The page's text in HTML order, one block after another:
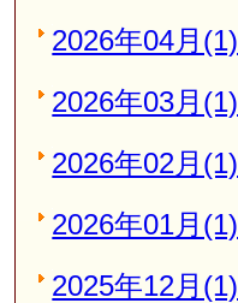
2026年04月(1)
2026年03月(1)
2026年02月(1)
2026年01月(1)
2025年12月(1)